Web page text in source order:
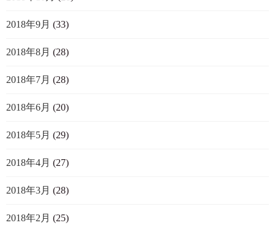
2018年9月 (33)
2018年8月 (28)
2018年7月 (28)
2018年6月 (20)
2018年5月 (29)
2018年4月 (27)
2018年3月 (28)
2018年2月 (25)